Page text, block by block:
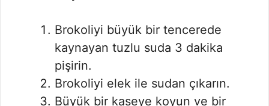
Brokoliyi büyük bir tencerede
kaynayan tuzlu suda 3 dakika
pişirin.
Brokoliyi elek ile sudan çıkarın.
Büyük bir kaseye koyun ve bir